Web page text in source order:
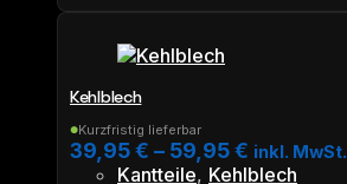
gewählt
werden
Varianten
auf.
Die
Optionen
Kehlblech
●Kurzfristig lieferbar
39,95€ – 59,95€ inkl. MwSt.
Kantteile, Kehlblech